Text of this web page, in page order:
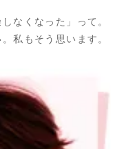
なくなった」って。
私もそう思います。